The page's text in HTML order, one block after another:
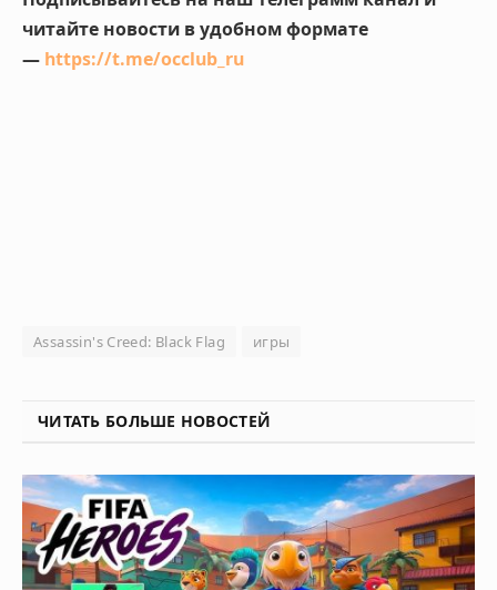
читайте новости в удобном формате
— https://t.me/occlub_ru
Assassin's Creed: Black Flag игры
ЧИТАТЬ БОЛЬШЕ НОВОСТЕЙ